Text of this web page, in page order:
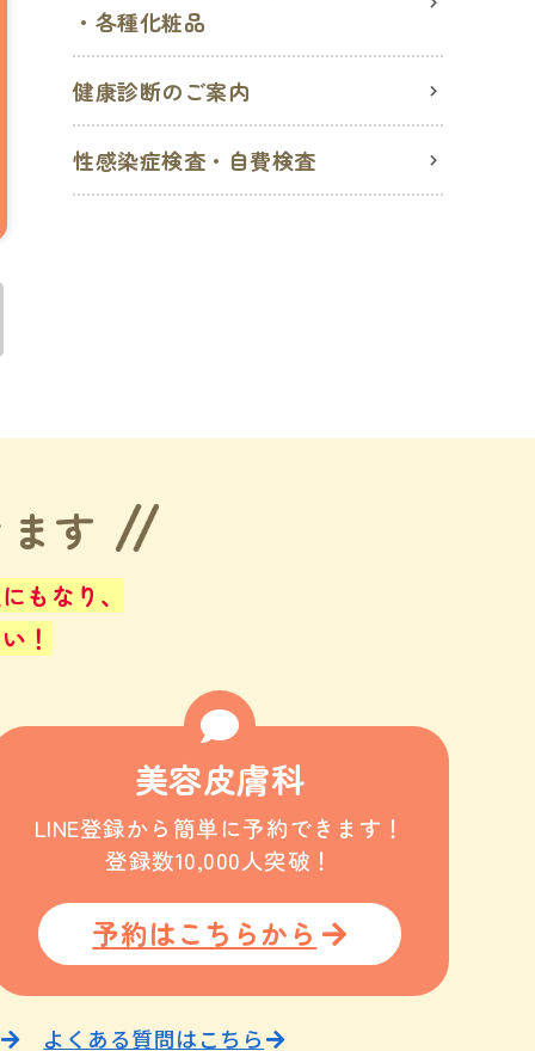
・各種化粧品
健康診断のご案内
性感染症検査・自費検査
す
もなり、
！
美容皮膚科
LINE登録から簡単に予約できます！
登録数10,000人突破！
予約はこちらから
よくある質問はこちら